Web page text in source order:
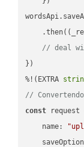
    .then(
(
// deal
})
%!(EXTRA
// Convertendo
const request
name: